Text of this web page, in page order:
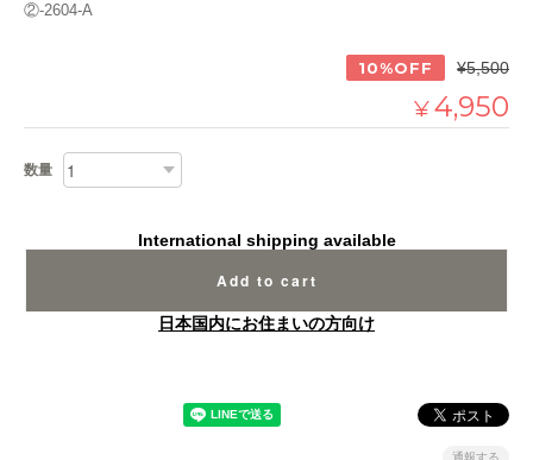
②-2604-A
10%OFF ¥5,500
¥4,950
数量
International shipping available
Add to cart
日本国内にお住まいの方向け